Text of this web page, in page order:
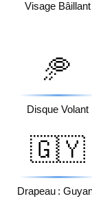
Visage Bâillant
🥏
Disque Volant
🇬🇾
Drapeau :